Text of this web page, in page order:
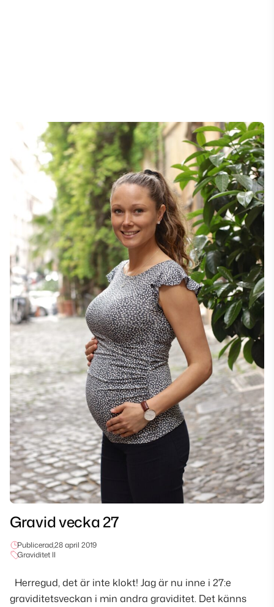
Gravid vecka 27
Publicerad,28 april 2019
Graviditet II
Herregud, det är inte klokt! Jag är nu inne i 27:e
graviditetsveckan i min andra graviditet. Det känns